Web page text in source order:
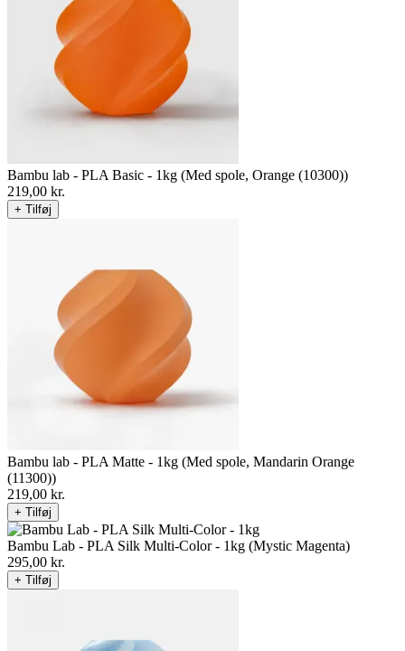
Bambu lab - PLA Basic - 1kg (Med spole, Orange (10300))
219,00 kr.
+ Tilføj
Bambu lab - PLA Matte - 1kg (Med spole, Mandarin Orange
(11300))
219,00 kr.
+ Tilføj
Bambu Lab - PLA Silk Multi-Color - 1kg (Mystic Magenta)
295,00 kr.
+ Tilføj